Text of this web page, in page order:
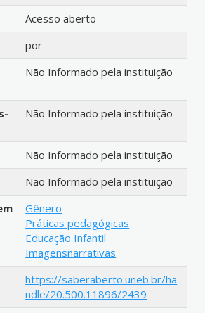
Acesso aberto
por
Não Informado pela instituição
Não Informado pela instituição
Não Informado pela instituição
Não Informado pela instituição
Gênero
Práticas pedagógicas
Educação Infantil
Imagensnarrativas
https://saberaberto.uneb.br/ha
ndle/20.500.11896/2439